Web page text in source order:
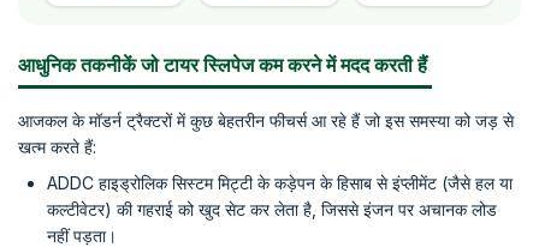
आधुनिक तकनीकें जो टायर स्लिपेज कम करने में मदद करती हैं
आजकल के मॉडर्न ट्रैक्टरों में कुछ बेहतरीन फीचर्स आ रहे हैं जो इस समस्या को जड़ से
खत्म करते हैं:
ADDC हाइड्रोलिक सिस्टम मिट्टी के कड़ेपन के हिसाब से इंप्लीमेंट (जैसे हल या
कल्टीवेटर) की गहराई को खुद सेट कर लेता है, जिससे इंजन पर अचानक लोड
नहीं पड़ता।